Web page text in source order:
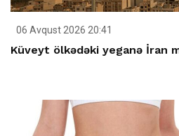
06 Avqust 2026 20:41
Küveyt ölkədəki yeganə İran